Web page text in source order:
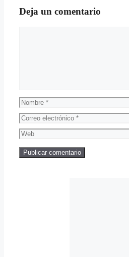
Deja un comentario
Nombre
Correo
electrónico
Web